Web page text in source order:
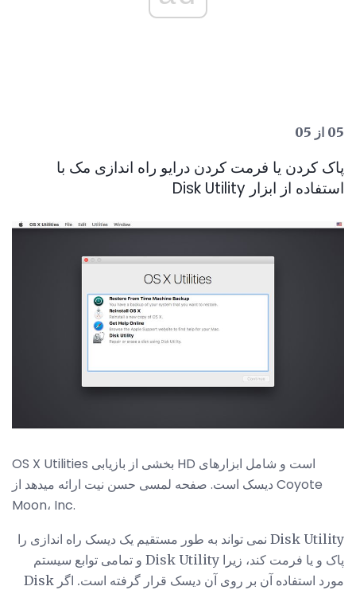
05 از 05
پاک کردن یا فرمت کردن درایو راه اندازی مک با
استفاده از ابزار Disk Utility
OS X Utilities بخشی از بازیابی HD است و شامل ابزارهای
دیسک است. صفحه لمسی حسن نیت ارائه میدهد از Coyote
Moon، Inc.
Disk Utility نمی تواند به طور مستقیم یک دیسک راه اندازی را
پاک و یا فرمت کند، زیرا Disk Utility و تمامی توابع سیستم
مورد استفاده آن بر روی آن دیسک قرار گرفته است. اگر Disk